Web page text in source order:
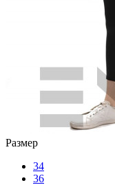
Размер
34
36